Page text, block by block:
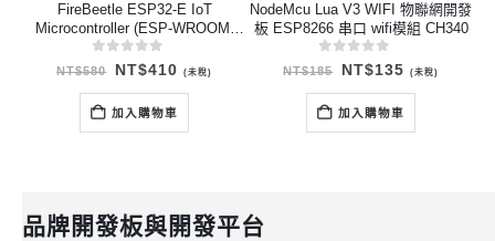
FireBeetle ESP32-E IoT
Microcontroller (ESP-WROOM-
32E) 物聯網開發板
out of 5
NT$580
原
價
格：
NT$580。
NT$410目
價
格：
NT$410。
(未稅)
加入購物車
NodeMcu Lua V3 WIFI 物聯網開發
板 ESP8266 串口 wifi模組 CH340
out of 5
NT$185
原
價
格：
NT$185。
NT$135目
價
格：
NT$135。
(未稅)
加入購物車
品牌開發板與開發平台